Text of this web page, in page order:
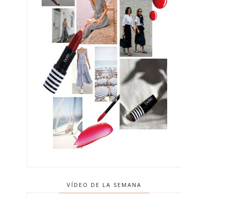
VÍDEO DE LA SEMANA